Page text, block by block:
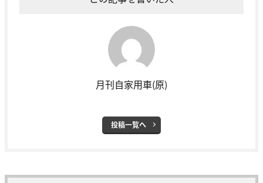
月刊自家用車(原)
投稿一覧へ